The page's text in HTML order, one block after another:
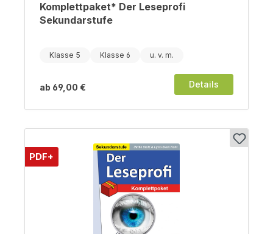
Komplettpaket* Der Leseprofi
Sekundarstufe
Klasse 5 Klasse 6
ab 69,00 € Details
PDF+